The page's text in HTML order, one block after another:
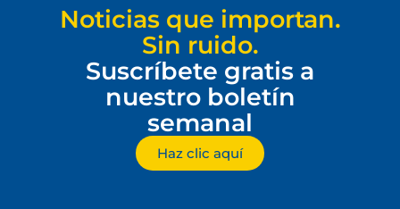
Noticias que importan.
Sin ruido.
Suscríbete gratis a
nuestro boletín
semanal
Haz clic aquí